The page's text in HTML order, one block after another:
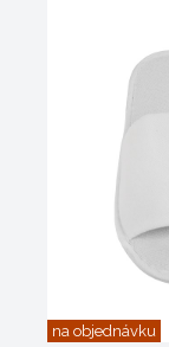
na objednávku